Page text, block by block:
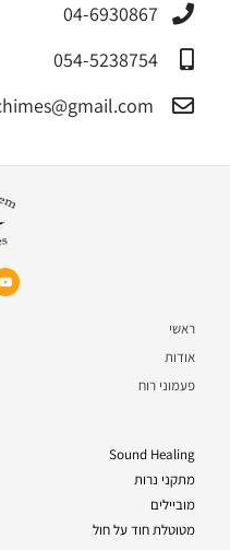
04-6930867
054-5238754
ראשי
אודות
פעמוני רוח
Sound Healing
מתקני נרות
מוביילים
מטוטלת חוד על חול